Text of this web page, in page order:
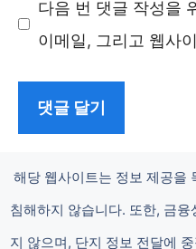
이
다음 번 댓글 작성을
이메일, 그리고 웹사
해당 웹사이트는 정보 제공을
침해하지 않습니다. 또한, 금
지 않으며, 단지 정보 전달에